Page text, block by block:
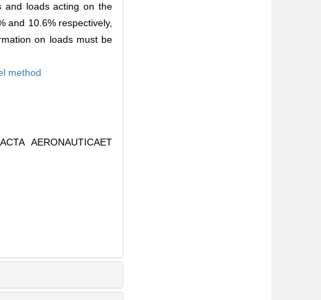
and loads acting on the
and 10.6% respectively,
on loads must be
method
AERONAUTICAET